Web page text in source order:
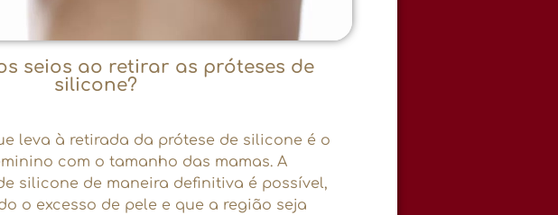
seios ao retirar as próteses de
silicone?
leva à retirada da prótese de silicone é o
com o tamanho das mamas. A
silicone de maneira definitiva é possível,
o excesso de pele e que a região seja